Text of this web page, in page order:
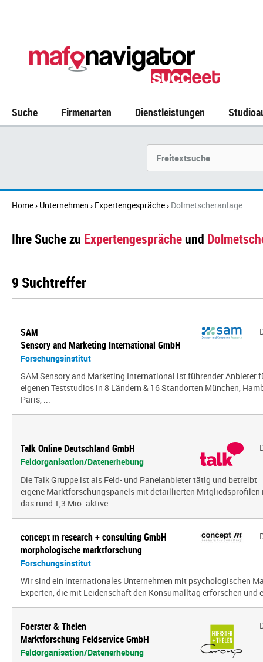
Suche Firmenarten Dienstleistungen
Home› Unternehmen › Expertengespräche› Dolmetscheranlage
Ihre Suche zu Expertengesprächeund
9 Suchtreffer
SAM
Sensory and Marketing International GmbH
Forschungsinstitut
SAM Sensory and Marketing International ist führender Anbieter
eigenen Teststudios in 8 Ländern & 16 Standorten München,
Paris, ...
Talk Online Deutschland GmbH
Feldorganisation/Datenerhebung
Die Talk Gruppe ist als Feld- und Panelanbieter tätig und betreibt
eigene Marktforschungspanels mit detaillierten Mitgliedsprofilen
das rund 1,3 Mio. aktive ...
concept m research + consulting GmbH
morphologische marktforschung
Forschungsinstitut
Wir sind ein inter­na­tio­nales Unternehmen mit psy­cho­lo­gi­schen
Experten, die mit Leidenschaft den Konsumalltag erfor­schen und
Foerster & Thelen
Marktforschung Feldservice GmbH
Feldorganisation/Datenerhebung